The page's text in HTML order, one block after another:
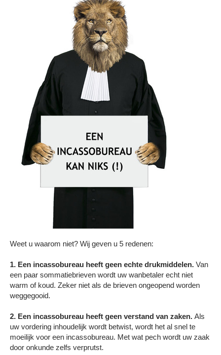
Weet u waarom niet? Wij geven u 5 redenen:
1. Een incassobureau heeft geen echte drukmiddelen. Van
een paar sommatiebrieven wordt uw wanbetaler echt niet
warm of koud. Zeker niet als de brieven ongeopend worden
weggegooid.
2. Een incassobureau heeft geen verstand van zaken. Als
uw vordering inhoudelijk wordt betwist, wordt het al snel te
moeilijk voor een incassobureau. Met wat pech wordt uw zaak
door onkunde zelfs verprutst.